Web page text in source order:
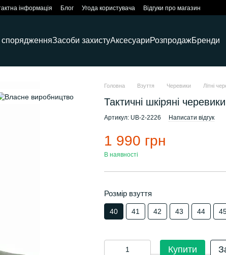
інформація Блог Угода користувача Відгуки про магазин
спорядженняЗасоби захистуАксесуариРозпродажБренди
Головна Взуття Черевики Літні
Тактичні шкіряні
Артикул: UB-2-2226 Написати відгук
1 990 грн
В наявності
Розмір взуття
40 41 42 43 44
Купити